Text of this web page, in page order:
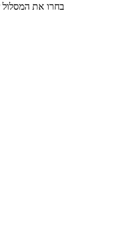
בחרו את המסלול